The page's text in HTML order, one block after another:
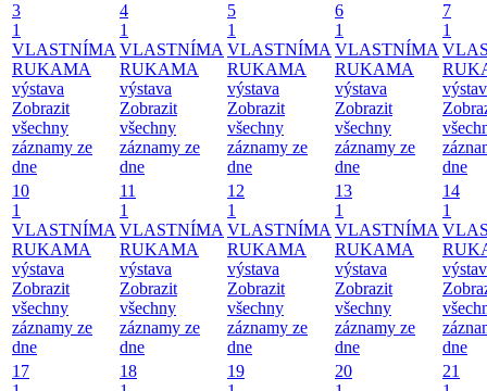
3
1
VLASTNÍMA
RUKAMA
výstava
Zobrazit
všechny
záznamy ze
dne
4
1
VLASTNÍMA
RUKAMA
výstava
Zobrazit
všechny
záznamy ze
dne
5
1
VLASTNÍMA
RUKAMA
výstava
Zobrazit
všechny
záznamy ze
dne
6
1
VLASTNÍMA
RUKAMA
výstava
Zobrazit
všechny
záznamy ze
dne
7
1
dne
10
1
VLASTNÍMA
RUKAMA
výstava
Zobrazit
všechny
záznamy ze
dne
11
1
VLASTNÍMA
RUKAMA
výstava
Zobrazit
všechny
záznamy ze
dne
12
1
VLASTNÍMA
RUKAMA
výstava
Zobrazit
všechny
záznamy ze
dne
13
1
VLASTNÍMA
RUKAMA
výstava
Zobrazit
všechny
záznamy ze
dne
14
1
dne
17
18
19
20
21